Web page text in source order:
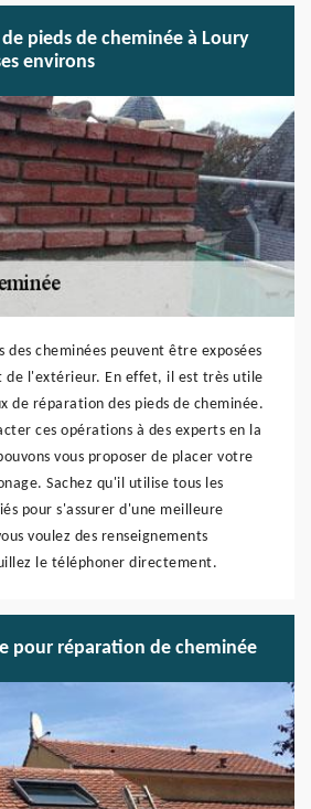
pieds de cheminée à Loury
environs
des cheminées peuvent être exposées
de l'extérieur. En effet, il est très utile
de réparation des pieds de cheminée.
ces opérations à des experts en la
vous proposer de placer votre
Sachez qu'il utilise tous les
pour s'assurer d'une meilleure
voulez des renseignements
le téléphoner directement.
pour réparation de cheminée